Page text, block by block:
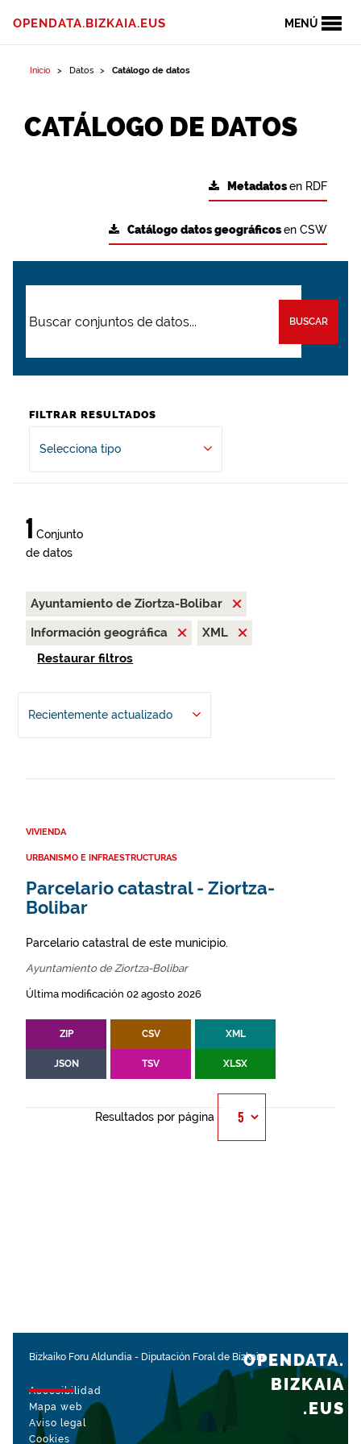
MENÚ
OPENDATA.BIZKAIA.EUS
Inicio Datos Catálogo de datos
CATÁLOGO DE DATOS
Metadatosen RDF
Catálogo datos geográficosen CSW
BUSCAR
FILTRAR RESULTADOS
Selecciona tipo
1 Conjunto
de datos
Ayuntamiento de Ziortza-Bolibar
Información geográfica
XML
Restaurar filtros
Recientemente actualizado
VIVIENDA
URBANISMO E INFRAESTRUCTURAS
Parcelario catastral - Ziortza-
Bolibar
Parcelario catastral de este municipio.
Ayuntamiento de Ziortza-Bolibar
Última modificación 02 agosto 2026
ZIP CSV XML
JSON TSV XLSX
Resultados por página
Bizkaiko Foru Aldundia - Diputación Foral de Bizkaia
Accesibilidad
Mapa web
Aviso legal
Cookies
OPENDATA.
BIZKAIA
.EUS